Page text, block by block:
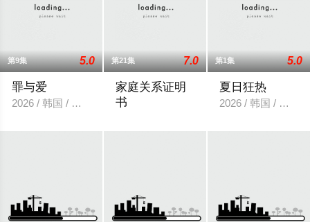
第9集 5.0
罪与爱
2026 / 韩国 / 정명철,김성혁,金贤叙,정현웅
第21集 7.0
家庭关系证明
书
第1集 5.0
夏日狂热
2026 / 韩国 / 韩国